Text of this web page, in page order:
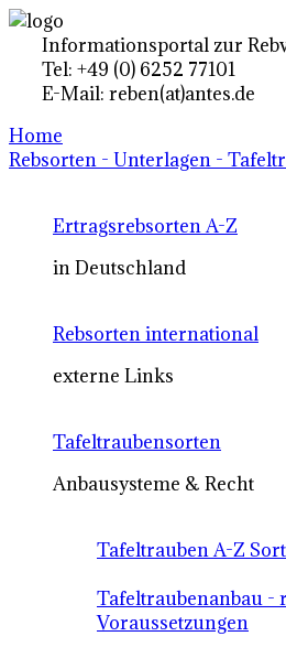
Informationsportal zur
Tel: +49 (0) 6252 77101
E-Mail: reben(at)antes.de
Home
Rebsorten - Unterlagen -
Ertragsrebsorten A-Z
in Deutschland
Rebsorten international
externe Links
Tafeltraubensorten
Anbausysteme & Recht
Tafeltrauben A-Z
Tafeltraubenanbau -
Voraussetzungen